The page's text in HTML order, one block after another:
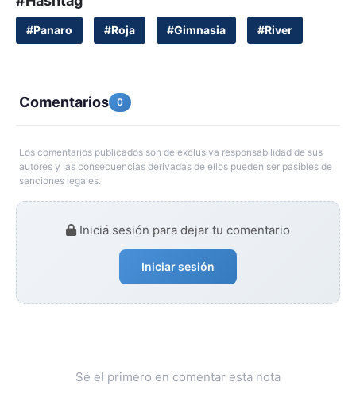
#Panaro #Roja #Gimnasia #River
Comentarios 0
Los comentarios publicados son de exclusiva responsabilidad de sus
autores y las consecuencias derivadas de ellos pueden ser pasibles de
sanciones legales.
Iniciá sesión para dejar tu comentario
Iniciar sesión
Sé el primero en comentar esta nota